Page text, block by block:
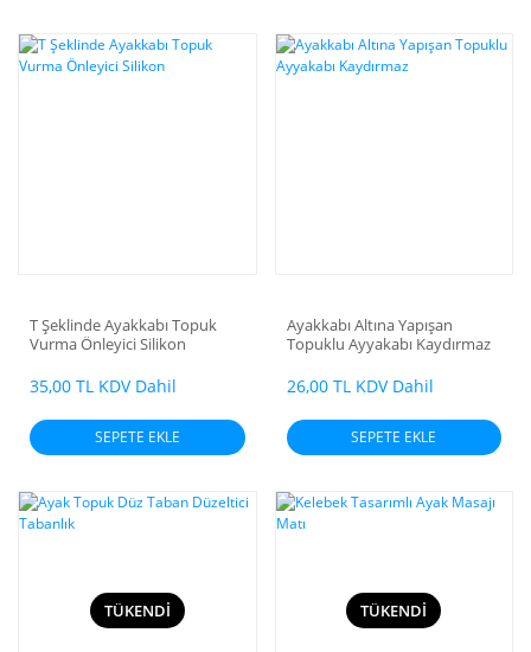
T Şeklinde Ayakkabı Topuk
Vurma Önleyici Silikon
35,00 TL KDV Dahil
SEPETE EKLE
Ayakkabı Altına Yapışan
Topuklu Ayyakabı Kaydırmaz
26,00 TL KDV Dahil
SEPETE EKLE
TÜKENDİ TÜKENDİ